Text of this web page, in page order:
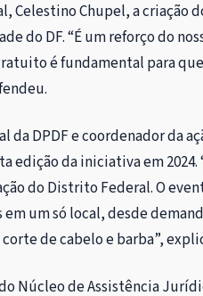
Celestino Chupel, a criação
do DF. “É um reforço do
é fundamental para que
da DPDF e coordenador da
edição da iniciativa em 2024.
do Distrito Federal. O
em um só local, desde
de cabelo e barba”,
Núcleo de Assistência